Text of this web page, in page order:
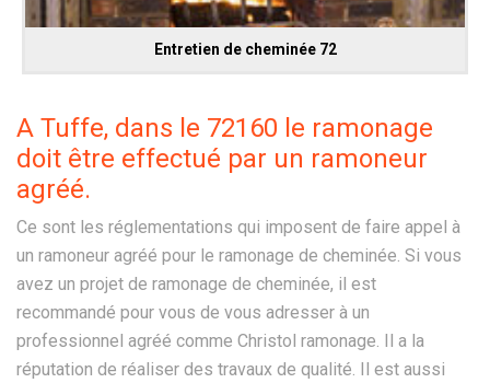
Entretien de cheminée 72
A Tuffe, dans le 72160 le ramonage
doit être effectué par un ramoneur
agréé.
Ce sont les réglementations qui imposent de faire appel à
un ramoneur agréé pour le ramonage de cheminée. Si vous
avez un projet de ramonage de cheminée, il est
recommandé pour vous de vous adresser à un
professionnel agréé comme Christol ramonage. Il a la
réputation de réaliser des travaux de qualité. Il est aussi